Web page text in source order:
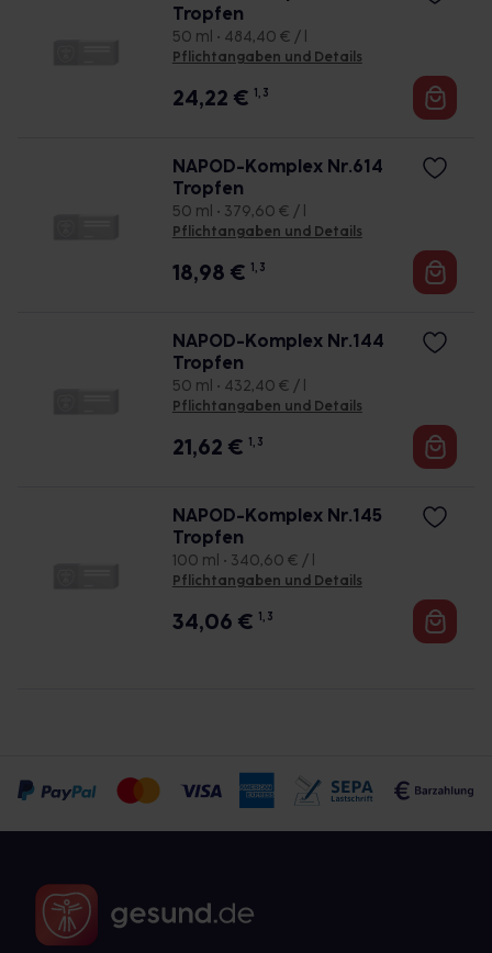
Tropfen
50 ml • 484,40 € / l
Pflichtangaben und Details
24,22 € 1, 3
NAPOD-Komplex Nr.614
Tropfen
50 ml • 379,60 € / l
Pflichtangaben und Details
18,98 € 1, 3
NAPOD-Komplex Nr.144
Tropfen
50 ml • 432,40 € / l
Pflichtangaben und Details
21,62 € 1, 3
NAPOD-Komplex Nr.145
Tropfen
100 ml • 340,60 € / l
Pflichtangaben und Details
34,06 € 1, 3